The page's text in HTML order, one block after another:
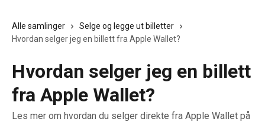
Alle samlinger
Selge og legge ut billetter
Hvordan selger jeg en billett fra Apple Wallet?
Hvordan selger jeg en billett
fra Apple Wallet?
Les mer om hvordan du selger direkte fra Apple Wallet på